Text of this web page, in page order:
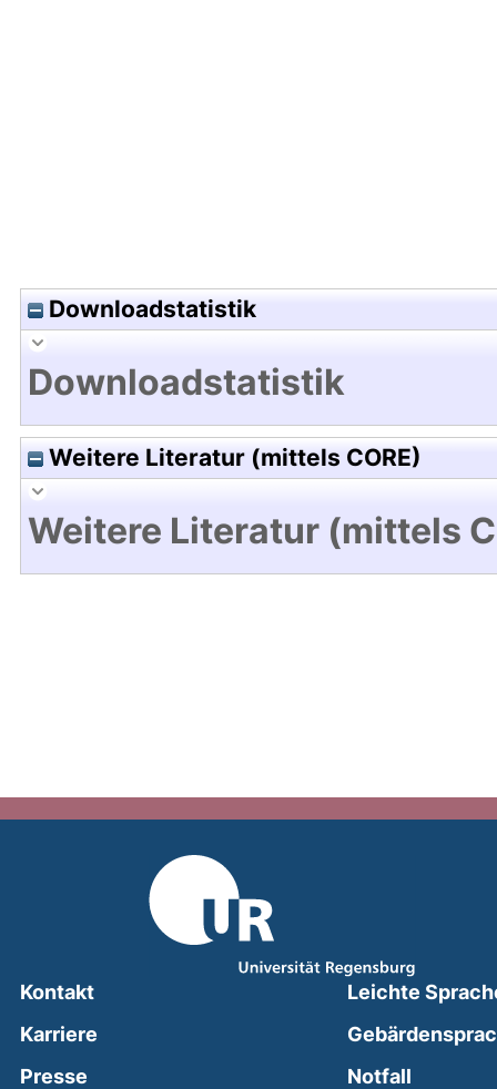
Downloadstatistik
Downloadstatistik
Weitere Literatur (mittels CORE)
Weitere Literatur (mittels
Kontakt
Karriere
Presse
Leichte
Notfall